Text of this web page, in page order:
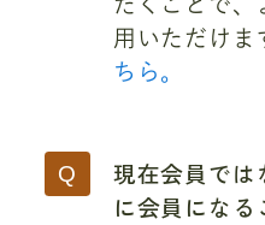
用いただけま
ちら。
現在会員では
に会員になる